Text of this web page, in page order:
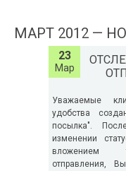
МАРТ 2012 —
23
Мар
Уважаемые
удобства
посылка".
изменении
вложением
отправления,